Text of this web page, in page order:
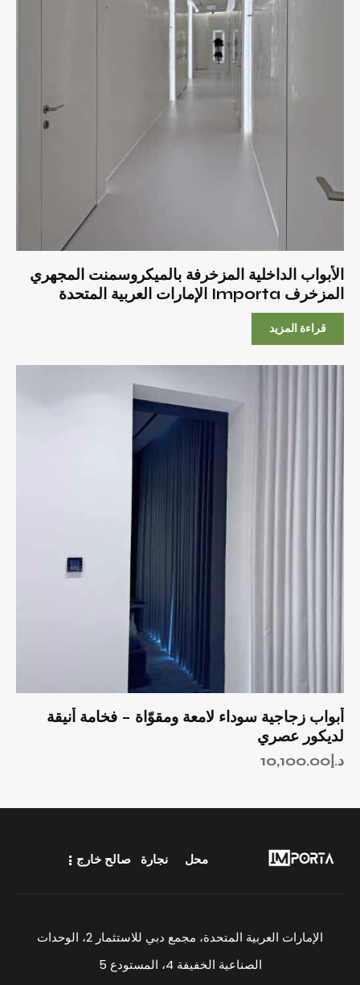
الأبواب الداخلية المزخرفة بالميكروسمنت المجهري
المزخرف Importa الإمارات العربية المتحدة
قراءة المزيد
أبواب زجاجية سوداء لامعة ومقوّاة – فخامة أنيقة
لديكور عصري
د.إ10,100.00
محل نجارة صالح خارج
الإمارات العربية المتحدة، مجمع دبي للاستثمار 2، الوحدات
الصناعية الخفيفة 4، المستودع 5